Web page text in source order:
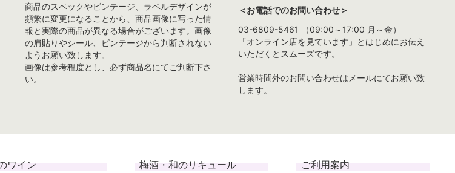
商品のスペックやビンテージ、ラベルデザインが
頻繁に変更になることから、商品画像に写った情
報と実際の商品が異なる場合がございます。画像
の肩貼りやシール、ビンテージから判断されない
ようお願い致します。
画像は参考程度とし、必ず商品名にてご判断下さ
い。
＜お電話でのお問い合わせ＞
03-6809-5461 （09:00～17:00 月～金）
「オンライン店を見ています」とはじめにお伝え
いただくとスムーズです。
営業時間外のお問い合わせはメールにてお願い致
します。
ワイン 梅酒・和のリキュール ご利用案内